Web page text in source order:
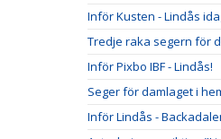
Inför Kusten - Lindås
Tredje raka segern för
Inför Pixbo IBF - Lindås!
Seger för damlaget i
Inför Lindås -